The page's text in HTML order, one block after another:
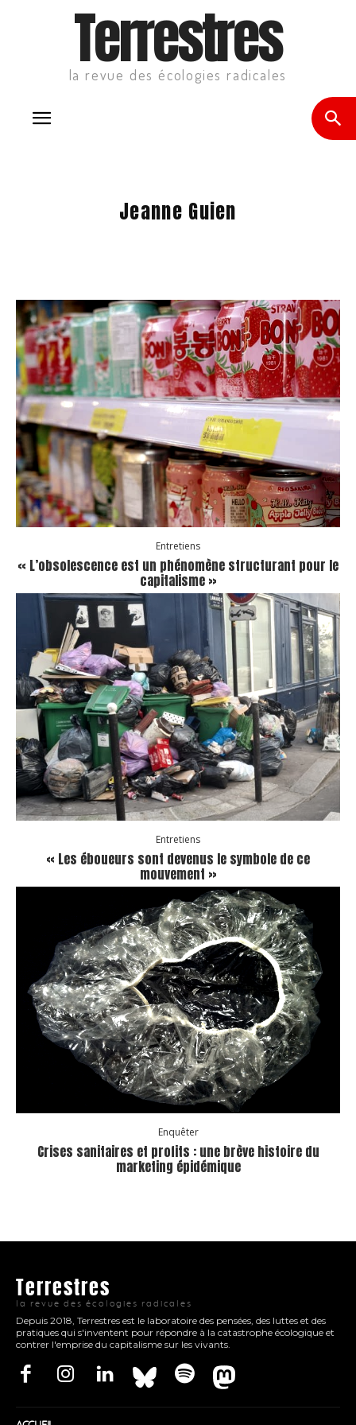
Terrestres
la revue des écologies radicales
Jeanne Guien
Entretiens
« L’obsolescence est un phénomène structurant pour le
capitalisme »
Entretiens
« Les éboueurs sont devenus le symbole de ce
mouvement »
Enquêter
Crises sanitaires et profits : une brève histoire du
marketing épidémique
Terrestres
la revue des écologies radicales
Depuis 2018, Terrestres est le laboratoire des pensées, des luttes et des
pratiques qui s'inventent pour répondre à la catastrophe écologique et
contrer l'emprise du capitalisme sur les vivants.